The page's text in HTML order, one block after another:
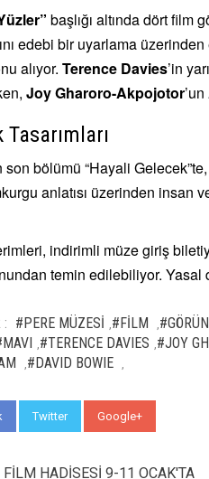
başlığı altında dört film
edebi bir uyarlama üzerinden
alıyor. Terence Davies’in
Joy Gharoro-Akpojotor’un
Tasarımları
son bölümü “Hayali Gelecek”te,
anlatısı üzerinden insan
indirimli müze giriş
temin edilebiliyor.
: #PERE MÜZESİ #FİLM
#TERENCE DAVIES #JOY
#DAVID BOWIE
Twitter Google+
FİLM HADİSESİ 9-11 OCAK'TA